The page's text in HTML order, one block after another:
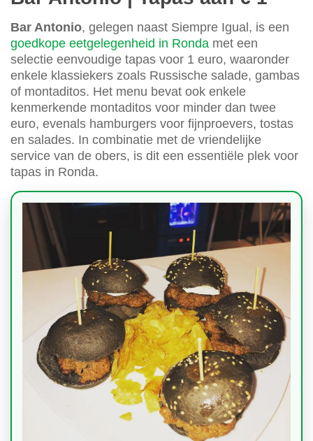
Bar Antonio, gelegen naast Siempre Igual, is een
goedkope eetgelegenheid in Ronda met een
selectie eenvoudige tapas voor 1 euro, waaronder
enkele klassiekers zoals Russische salade, gambas
of montaditos. Het menu bevat ook enkele
kenmerkende montaditos voor minder dan twee
euro, evenals hamburgers voor fijnproevers, tostas
en salades. In combinatie met de vriendelijke
service van de obers, is dit een essentiële plek voor
tapas in Ronda.